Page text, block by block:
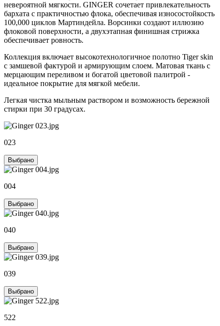
невероятной мягкости. GINGER сочетает привлекательность
бархата с практичностью флока, обеспечивая износостойкость
100,000 циклов Мартиндейла. Ворсинки создают иллюзию
флоковой поверхности, а двухэтапная финишная стрижка
обеспечивает ровность.
Коллекция включает высокотехнологичное полотно Tiger skin
с замшевой фактурой и армирующим слоем. Матовая ткань с
мерцающим переливом и богатой цветовой палитрой -
идеальное покрытие для мягкой мебели.
Легкая чистка мыльным раствором и возможность бережной
стирки при 30 градусах.
023
Выбрано
004
Выбрано
040
Выбрано
039
Выбрано
522